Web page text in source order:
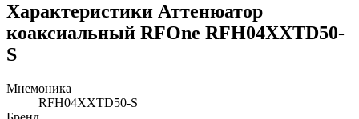
Характеристики Аттенюатор
коаксиальный RFOne RFH04XXTD50-
S
Мнемоника
RFH04XXTD50-S